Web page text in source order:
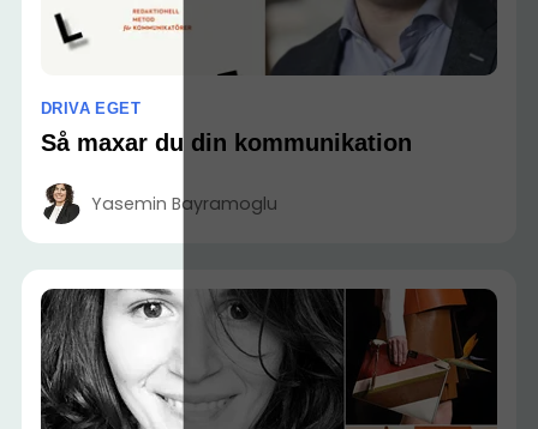
DRIVA EGET
Så maxar du din kommunikation
Yasemin Bayramoglu